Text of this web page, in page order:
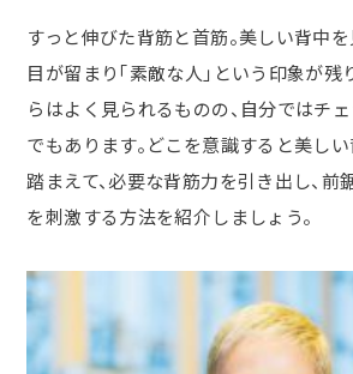
すっと伸びた背筋と首筋。美しい背中
目が留まり「素敵な人」という印象が残
らはよく見られるものの、自分ではチ
でもあります。どこを意識すると美し
踏まえて、必要な背筋力を引き出し、前
を刺激する方法を紹介しましょう。